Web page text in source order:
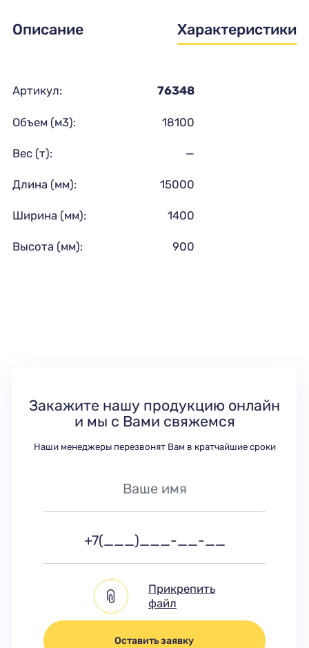
Описание Характеристики
Артикул: 76348
Объем (м3): 18100
Вес (т): —
Длина (мм): 15000
Ширина (мм): 1400
Высота (мм): 900
Закажите нашу продукцию онлайн
и мы с Вами свяжемся
Наши менеджеры перезвонят Вам в кратчайшие сроки
Прикрепить
файл
Оставить заявку